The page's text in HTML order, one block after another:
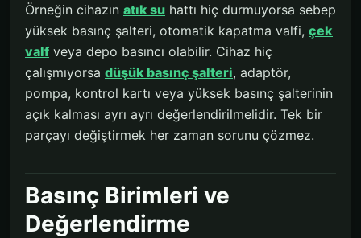
Örneğin cihazın atık su hattı hiç durmuyorsa sebep
yüksek basınç şalteri, otomatik kapatma valfi, çek
valf veya depo basıncı olabilir. Cihaz hiç
çalışmıyorsa düşük basınç şalteri, adaptör,
pompa, kontrol kartı veya yüksek basınç şalterinin
açık kalması ayrı ayrı değerlendirilmelidir. Tek bir
parçayı değiştirmek her zaman sorunu çözmez.
Basınç Birimleri ve
Değerlendirme